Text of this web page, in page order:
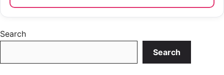
Search
Search